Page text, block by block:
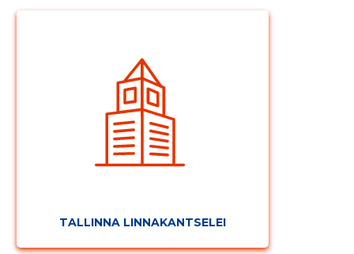
TALLINNA LINNAKANTSELEI